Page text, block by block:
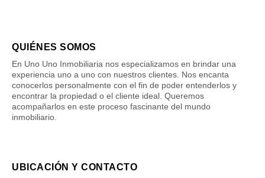
QUIÉNES SOMOS
En Uno Uno Inmobiliaria nos especializamos en brindar una
experiencia uno a uno con nuestros clientes. Nos encanta
conocerlos personalmente con el fin de poder entenderlos y
encontrar la propiedad o el cliente ideal. Queremos
acompañarlos en este proceso fascinante del mundo
inmobiliario.
UBICACIÓN Y CONTACTO